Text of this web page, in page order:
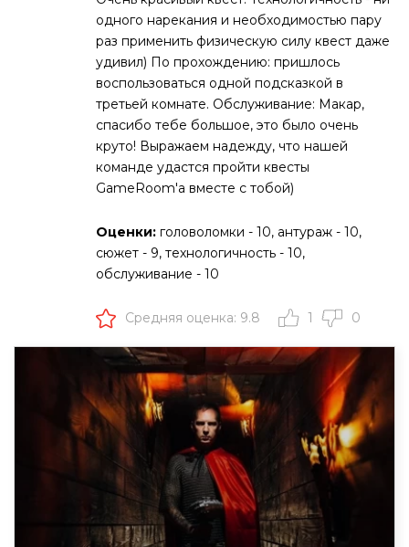
одного нарекания и необходимостью пару
раз применить физическую силу квест даже
удивил) По прохождению: пришлось
воспользоваться одной подсказкой в
третьей комнате. Обслуживание: Макар,
спасибо тебе большое, это было очень
круто! Выражаем надежду, что нашей
команде удастся пройти квесты
GameRoom'а вместе с тобой)
Оценки: головоломки - 10, антураж - 10,
сюжет - 9, технологичность - 10,
обслуживание - 10
Средняя оценка: 9.8 1 0